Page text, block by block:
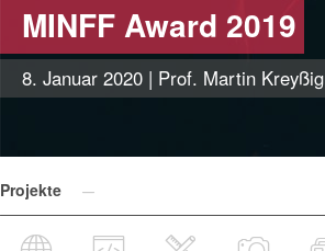
MINFF Award 2019
8. Januar 2020 | Prof. Martin Kreyßig
Projekte